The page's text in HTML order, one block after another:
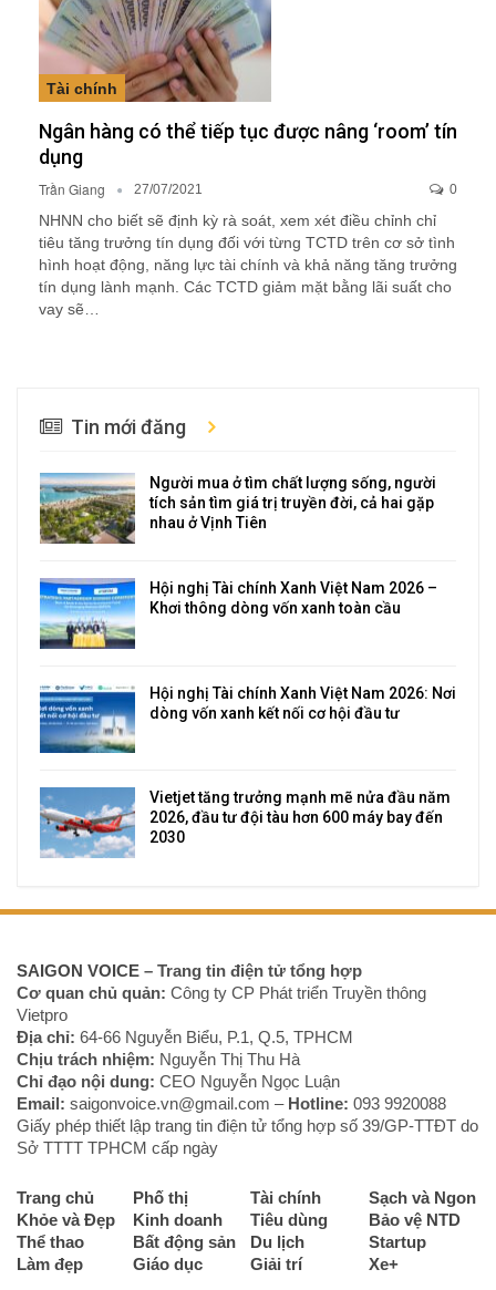
Tài chính
Ngân hàng có thể tiếp tục được nâng ‘room’ tín
dụng
Trần Giang 27/07/2021 0
NHNN cho biết sẽ định kỳ rà soát, xem xét điều chỉnh chỉ
tiêu tăng trưởng tín dụng đối với từng TCTD trên cơ sở tình
hình hoạt động, năng lực tài chính và khả năng tăng trưởng
tín dụng lành mạnh. Các TCTD giảm mặt bằng lãi suất cho
vay sẽ…
Tin mới đăng
Người mua ở tìm chất lượng sống, người
tích sản tìm giá trị truyền đời, cả hai gặp
nhau ở Vịnh Tiên
Hội nghị Tài chính Xanh Việt Nam 2026 –
Khơi thông dòng vốn xanh toàn cầu
Hội nghị Tài chính Xanh Việt Nam 2026: Nơi
dòng vốn xanh kết nối cơ hội đầu tư
Vietjet tăng trưởng mạnh mẽ nửa đầu năm
2026, đầu tư đội tàu hơn 600 máy bay đến
2030
SAIGON VOICE – Trang tin điện tử tổng hợp
Cơ quan chủ quản: Công ty CP Phát triển Truyền thông
Vietpro
Địa chỉ: 64-66 Nguyễn Biểu, P.1, Q.5, TPHCM
Chịu trách nhiệm: Nguyễn Thị Thu Hà
Chỉ đạo nội dung: CEO Nguyễn Ngọc Luận
Email: saigonvoice.vn@gmail.com – Hotline: 093 9920088‬
Giấy phép thiết lập trang tin điện tử tổng hợp số 39/GP-TTĐT do
Sở TTTT TPHCM cấp ngày
Trang chủ Phố thị Tài chính
Sạch và Ngon
Khỏe và Đẹp
Kinh doanh Tiêu dùng
Bảo vệ NTD
Thể thao
Bất động sản Du lịch
Startup
Làm đẹp
Giáo dục Giải trí Xe+